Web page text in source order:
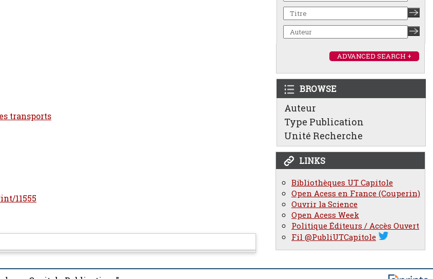
ADVANCED SEARCH +
BROWSE
Auteur
Type Publication
Unité Recherche
LINKS
Bibliothèques UT Capitole
Open Acess en France (Couperin)
Ouvrir la Science
Open Acess Week
Politique Éditeurs / Accès Ouvert
Fil @PubliUTCapitole
transports
11555